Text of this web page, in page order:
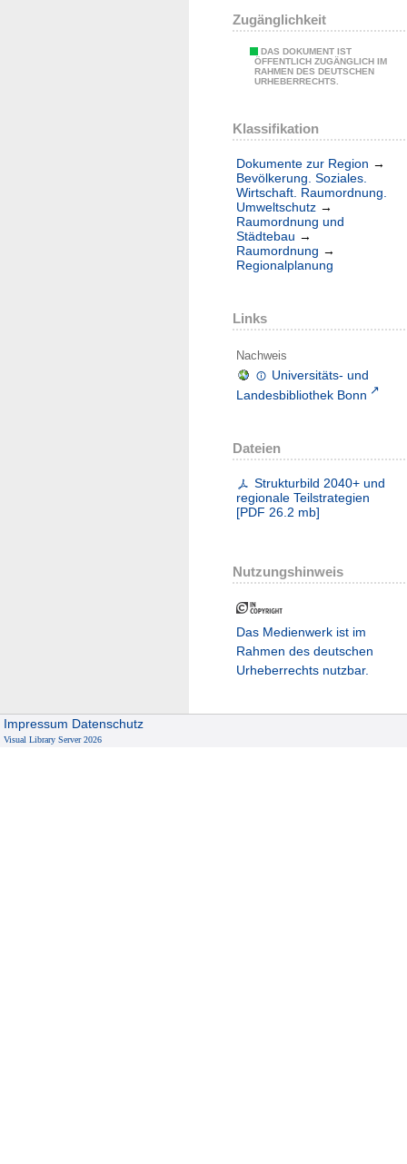
Zugänglichkeit
DAS DOKUMENT IST
ÖFFENTLICH ZUGÄNGLICH IM
RAHMEN DES DEUTSCHEN
URHEBERRECHTS.
Klassifikation
Dokumente zur Region →
Bevölkerung. Soziales.
Wirtschaft. Raumordnung.
Umweltschutz →
Raumordnung und
Städtebau →
Raumordnung →
Regionalplanung
Links
Nachweis
Universitäts- und
Landesbibliothek Bonn
Dateien
Strukturbild 2040+ und
regionale Teilstrategien
[PDF 26.2 mb]
Nutzungshinweis
Das Medienwerk ist im
Rahmen des deutschen
Urheberrechts nutzbar.
Impressum Datenschutz
Visual Library Server 2026